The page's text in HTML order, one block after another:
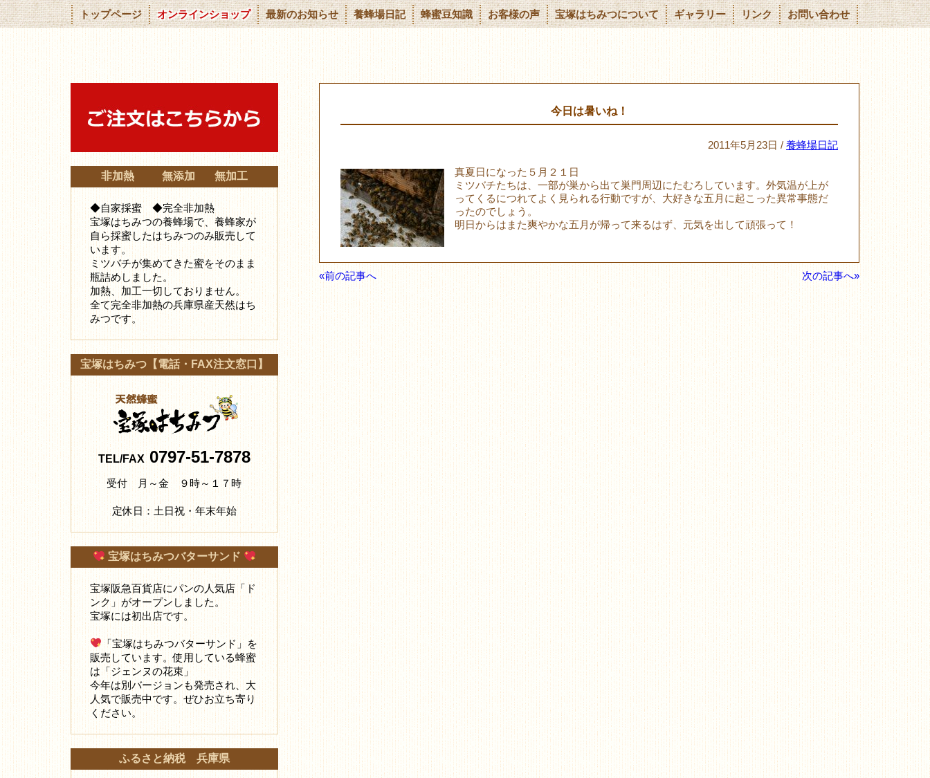
トップページ オンラインショップ 最新のお知らせ 養蜂場日記 蜂蜜豆知識 お客様の声 宝塚はちみつについて ギャラリー リンク お問い合わせ
今日は暑いね！
2011年5月23日 / 養蜂場日記
真夏日になった５月２１日
ミツバチたちは、一部が巣から出て巣門周辺にたむろしています。外気温が上が
ってくるにつれてよく見られる行動ですが、大好きな五月に起こった異常事態だ
ったのでしょう。
明日からはまた爽やかな五月が帰って来るはず、元気を出して頑張って！
«前の記事へ 次の記事へ»
非加熱 無添加 無加工
◆自家採蜜 ◆完全非加熱
宝塚はちみつの養蜂場で、養蜂家が
自ら採蜜したはちみつのみ販売して
います。
ミツバチが集めてきた蜜をそのまま
瓶詰めしました。
加熱、加工一切しておりません。
全て完全非加熱の兵庫県産天然はち
みつです。
宝塚はちみつ【電話・FAX注文窓口】
TEL/FAX0797-51-7878
受付 月～金 ９時～１７時
定休日：土日祝・年末年始
宝塚はちみつバターサンド
宝塚阪急百貨店にパンの人気店「ド
ンク」がオープンしました。
宝塚には初出店です。
「宝塚はちみつバターサンド」を
販売しています。使用している蜂蜜
は「ジェンヌの花束」
今年は別バージョンも発売され、大
人気で販売中です。ぜひお立ち寄り
ください。
ふるさと納税 兵庫県